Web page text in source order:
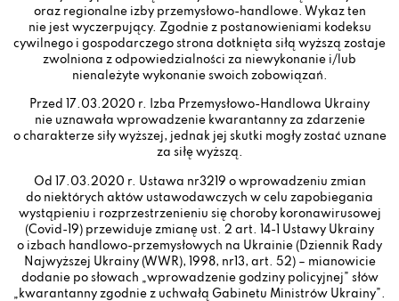
oraz regionalne izby przemysłowo-handlowe. Wykaz ten
nie jest wyczerpujący. Zgodnie z postanowieniami kodeksu
cywilnego i gospodarczego strona dotknięta siłą wyższą zostaje
zwolniona z odpowiedzialności za niewykonanie i/lub
nienależyte wykonanie swoich zobowiązań.
Przed 17.03.2020 r. Izba Przemysłowo-Handlowa Ukrainy
nie uznawała wprowadzenie kwarantanny za zdarzenie
o charakterze siły wyższej, jednak jej skutki mogły zostać uznane
za siłę wyższą.
Od 17.03.2020 r. Ustawa nr3219 o wprowadzeniu zmian
do niektórych aktów ustawodawczych w celu zapobiegania
wystąpieniu i rozprzestrzenieniu się choroby koronawirusowej
(Covid-19) przewiduje zmianę ust. 2 art. 14-1 Ustawy Ukrainy
o izbach handlowo-przemysłowych na Ukrainie (Dziennik Rady
Najwyższej Ukrainy (WWR), 1998, nr13, art. 52) – mianowicie
dodanie po słowach „wprowadzenie godziny policyjnej” słów
„kwarantanny zgodnie z uchwałą Gabinetu Ministrów Ukrainy”.